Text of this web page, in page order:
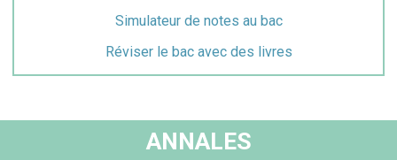
Simulateur de notes au bac
Réviser le bac avec des livres
ANNALES